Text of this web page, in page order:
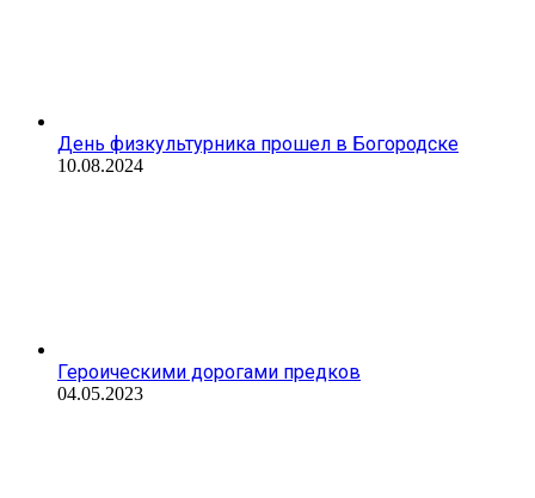
День физкультурника прошел в Богородске
10.08.2024
Героическими дорогами предков
04.05.2023